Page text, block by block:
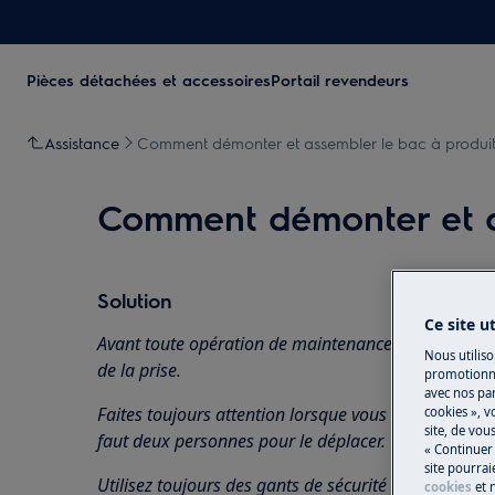
Pièces détachées et accessoiresPortail revendeurs
Assistance Comment démonter et assembler le bac à
Comment démonter et
Solution
Avant toute opération de maintenance, éteignez
de la prise.
Faites toujours attention lorsque vous déplacez
faut deux personnes pour le déplacer.
Utilisez toujours des gants de sécurité et des
Ce site
Nous
avec nos
cookies »,
site, de
« Continuer
site
cookies et